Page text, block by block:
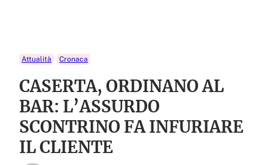
Attualità Cronaca
CASERTA, ORDINANO AL
BAR: L’ASSURDO
SCONTRINO FA INFURIARE
IL CLIENTE